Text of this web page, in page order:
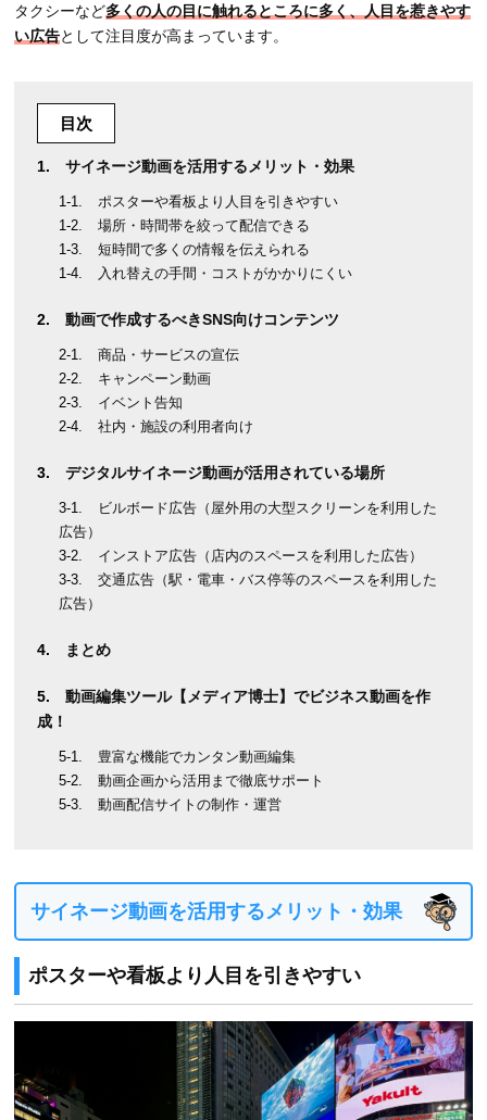
タクシーなど多くの人の目に触れるところに多く、人目を惹きやす
い広告として注目度が高まっています。
目次
サイネージ動画を活用するメリット・効果
ポスターや看板より人目を引きやすい
場所・時間帯を絞って配信できる
短時間で多くの情報を伝えられる
入れ替えの手間・コストがかかりにくい
動画で作成するべきSNS向けコンテンツ
商品・サービスの宣伝
キャンペーン動画
イベント告知
社内・施設の利用者向け
デジタルサイネージ動画が活用されている場所
ビルボード広告（屋外用の大型スクリーンを利用した
広告）
インストア広告（店内のスペースを利用した広告）
交通広告（駅・電車・バス停等のスペースを利用した
広告）
まとめ
動画編集ツール【メディア博士】でビジネス動画を作
成！
豊富な機能でカンタン動画編集
動画企画から活用まで徹底サポート
動画配信サイトの制作・運営
サイネージ動画を活用するメリット・効果
ポスターや看板より人目を引きやすい